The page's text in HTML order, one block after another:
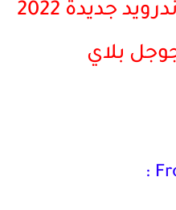
أفضل 5 تطبيقات أندرويد جديدة 2022
بلاي